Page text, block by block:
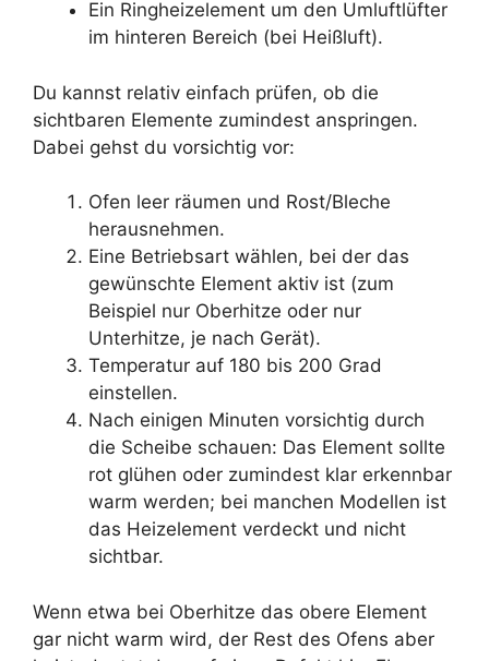
Ein Ringheizelement um den Umluftlüfter
im hinteren Bereich (bei Heißluft).
Du kannst relativ einfach prüfen, ob die
sichtbaren Elemente zumindest anspringen.
Dabei gehst du vorsichtig vor:
Ofen leer räumen und Rost/Bleche
herausnehmen.
Eine Betriebsart wählen, bei der das
gewünschte Element aktiv ist (zum
Beispiel nur Oberhitze oder nur
Unterhitze, je nach Gerät).
Temperatur auf 180 bis 200 Grad
einstellen.
Nach einigen Minuten vorsichtig durch
die Scheibe schauen: Das Element sollte
rot glühen oder zumindest klar erkennbar
warm werden; bei manchen Modellen ist
das Heizelement verdeckt und nicht
sichtbar.
Wenn etwa bei Oberhitze das obere Element
gar nicht warm wird, der Rest des Ofens aber